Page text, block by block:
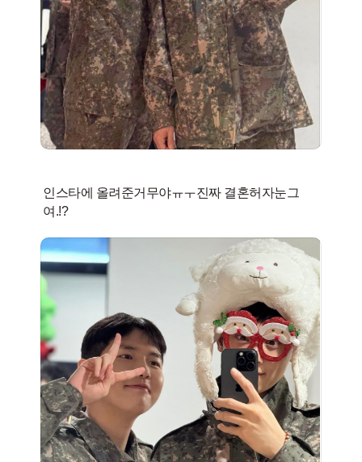
인스타에 올려준거무야ㅠㅜ진짜 결혼허자눈그
여.!?